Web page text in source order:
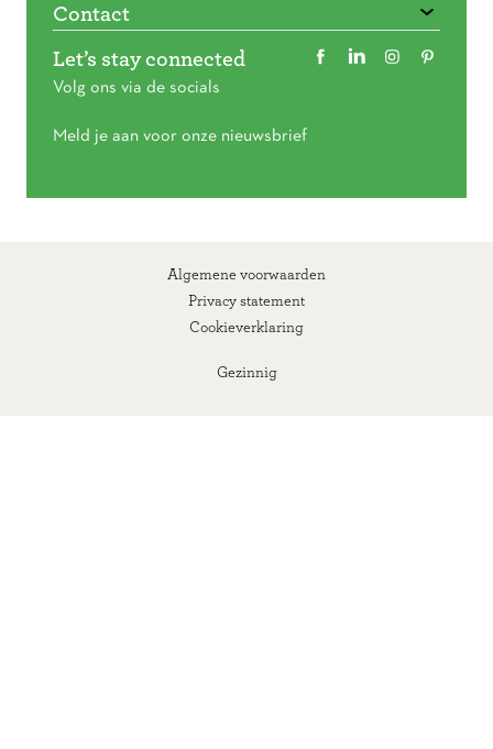
Contact
Let’s stay connected
Volg ons via de socials
Meld je aan voor onze nieuwsbrief
Gezinnig
Algemene voorwaarden
Privacy statement
Cookieverklaring